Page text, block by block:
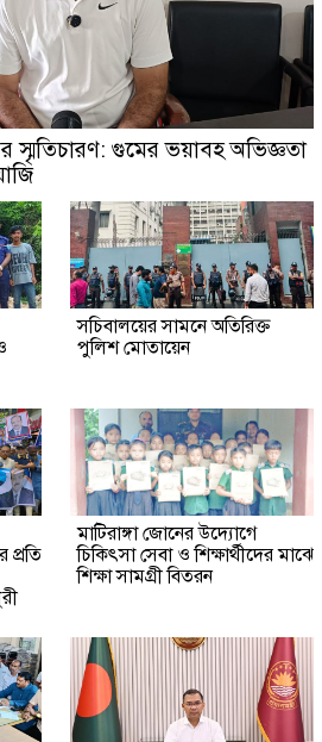
স্মৃতিচারণ: গুমের ভয়াবহ অভিজ্ঞতা
সচিবালয়ের সামনে অতিরিক্ত
পুলিশ মোতায়েন
প্রতি
মাটিরাঙ্গা জোনের উদ্যোগে
চিকিৎসা সেবা ও শিক্ষার্থীদের মাঝে
শিক্ষা সামগ্রী বিতরন